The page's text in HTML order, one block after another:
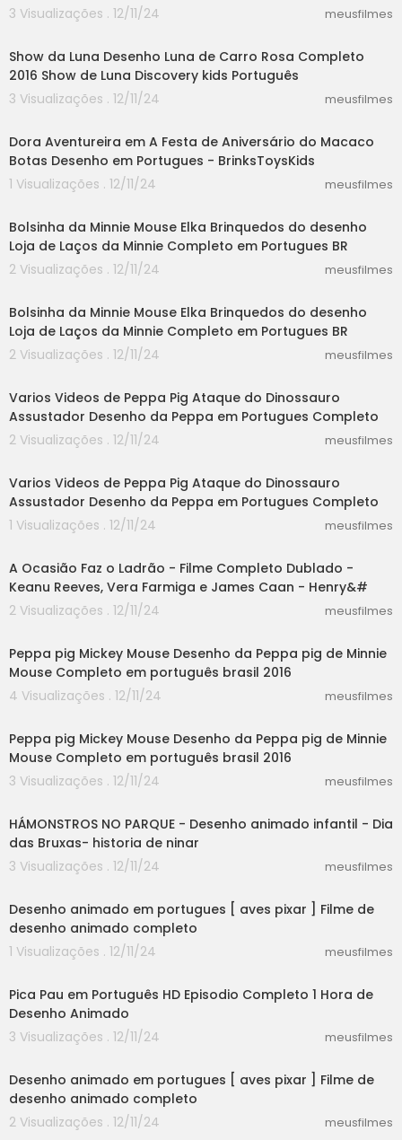
3 Visualizações . 12/11/24
meusfilmes
Show da Luna Desenho Luna de Carro Rosa Completo
2016 Show de Luna Discovery kids Português
3 Visualizações . 12/11/24
meusfilmes
Dora Aventureira em A Festa de Aniversário do Macaco
Botas Desenho em Portugues - BrinksToysKids
1 Visualizações . 12/11/24
meusfilmes
Bolsinha da Minnie Mouse Elka Brinquedos do desenho
Loja de Laços da Minnie Completo em Portugues BR
2 Visualizações . 12/11/24
meusfilmes
Bolsinha da Minnie Mouse Elka Brinquedos do desenho
Loja de Laços da Minnie Completo em Portugues BR
2 Visualizações . 12/11/24
meusfilmes
Varios Videos de Peppa Pig Ataque do Dinossauro
Assustador Desenho da Peppa em Portugues Completo
2 Visualizações . 12/11/24
meusfilmes
Varios Videos de Peppa Pig Ataque do Dinossauro
Assustador Desenho da Peppa em Portugues Completo
1 Visualizações . 12/11/24
meusfilmes
A Ocasião Faz o Ladrão - Filme Completo Dublado -
Keanu Reeves, Vera Farmiga e James Caan - Henry&#
2 Visualizações . 12/11/24
meusfilmes
Peppa pig Mickey Mouse Desenho da Peppa pig de Minnie
Mouse Completo em português brasil 2016
4 Visualizações . 12/11/24
meusfilmes
Peppa pig Mickey Mouse Desenho da Peppa pig de Minnie
Mouse Completo em português brasil 2016
3 Visualizações . 12/11/24
meusfilmes
HÁMONSTROS NO PARQUE - Desenho animado infantil - Dia
das Bruxas- historia de ninar
3 Visualizações . 12/11/24
meusfilmes
Desenho animado em portugues [ aves pixar ] Filme de
desenho animado completo
1 Visualizações . 12/11/24
meusfilmes
Pica Pau em Português HD Episodio Completo 1 Hora de
Desenho Animado
3 Visualizações . 12/11/24
meusfilmes
Desenho animado em portugues [ aves pixar ] Filme de
desenho animado completo
2 Visualizações . 12/11/24
meusfilmes